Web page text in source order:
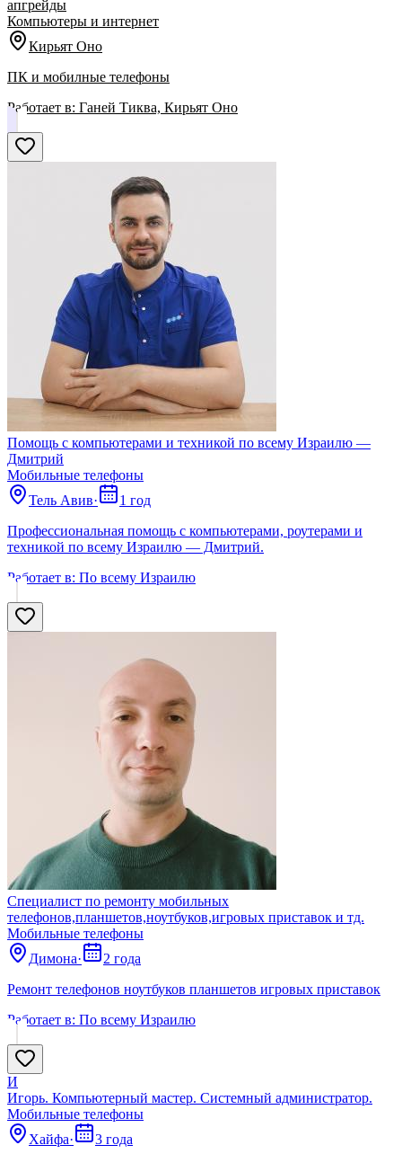
апгрейды
Компьютеры и интернет
Кирьят Оно
ПК и мобилные телефоны
Работает в: Ганей Тиква, Кирьят Оно
Помощь с компьютерами и техникой по всему Израилю —
Дмитрий
Мобильные телефоны
Тель Авив·
1 год
Профессиональная помощь с компьютерами, роутерами и
техникой по всему Израилю — Дмитрий.
Работает в: По всему Израилю
Специалист по ремонту мобильных
телефонов,планшетов,ноутбуков,игровых приставок и тд.
Мобильные телефоны
Димона·
2 года
Ремонт телефонов ноутбуков планшетов игровых приставок
Работает в: По всему Израилю
И
Игорь. Компьютерный мастер. Системный администратор.
Мобильные телефоны
Хайфа·
3 года